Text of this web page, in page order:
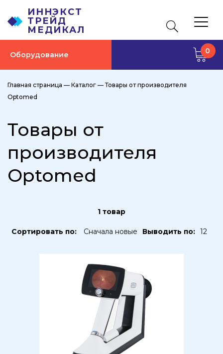
ИННЭКСТ
ТРЕЙД
МЕДИКАЛ
0
Оборудование
Главная страница — Каталог — Товары от производителя
Optomed
Товары от
производителя
Optomed
1 товар
Сортировать по: Сначала новые Выводить по: 12